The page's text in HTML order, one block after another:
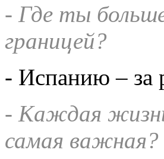
- Где ты
границей?
- Испанию – за
- Каждая
самая важная?